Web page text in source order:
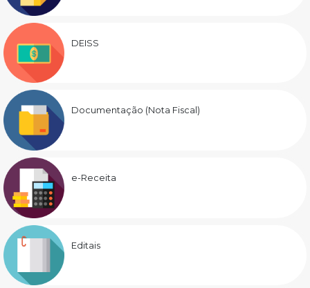
DEISS
Documentação (Nota Fiscal)
e-Receita
Editais